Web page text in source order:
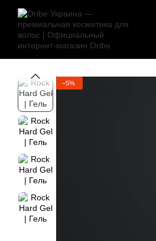
Перейти к основному контенту
−5%